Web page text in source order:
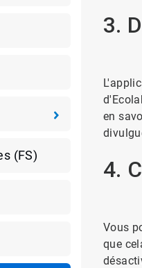
(FS)
3.
en
4.
Vous
que